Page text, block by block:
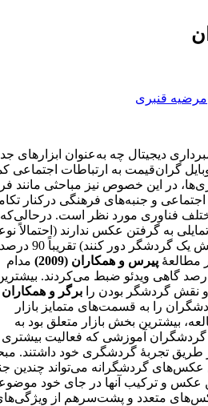
مرضیه قنبری
دیجیتال چه به‌عنوان ابزارهای
گران‌قیمت به ارتباطات اجتماعی
در این خصوص نیز مباحثی مانند
و جنبه‌های فرهنگی درکنار
فناوری مورد نظر است. درحالی‌که
به گرفتن عکس ندارند (احتمالاً
انفعال که آنها خود را از نقش یک گردشگر دور کنند) تقریباً 90 درصد
مطالعۀ پیرس و همکاران (2009)
مدام
عکاسی بودند. 38 درصد گاهی ویدئو ضبط می‌کردند.
گردشگر بودن را برگر و همکاران
را به قسمت‌های متمایز بازار
بیشترین بخش بازار متعلق بود به
آموزشی که فعالیت بیشتری
طریق تجربۀ گردشگری خود داشتند.
گردشگرانه می‌تواند چندین
عکس و ترکیب آنها در جای خود
متعدد و پشت‌سرهم از